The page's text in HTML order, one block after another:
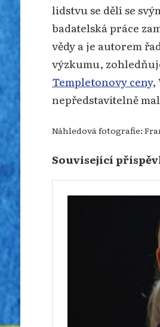
lidstvu se dělí se
badatelská práce
vědy a je autorem
výzkumu,
Templetonovy ceny,
nepředstavitelně
Náhledová fotografie:
Související